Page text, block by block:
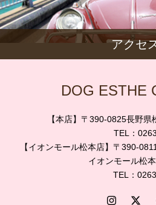
アクセ
DOG ESTHE
【本店】〒390-0825長野県
TEL：0263-
【イオンモール松本店】〒390-
イオンモール松
TEL：0263-